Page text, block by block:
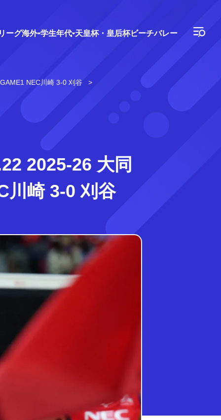
ーグ海外 学生年代 天皇杯・皇后杯ビーチバレー
NEC川崎 3-0 刈谷
2025-26 大同
川崎 3-0 刈谷